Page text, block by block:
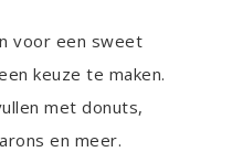
voor een sweet
keuze te maken.
met donuts,
en meer.